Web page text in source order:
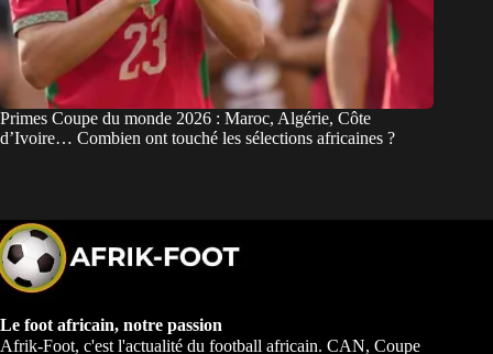
Primes Coupe du monde 2026 : Maroc, Algérie, Côte
d’Ivoire… Combien ont touché les sélections africaines ?
Le foot africain, notre passion
Afrik-Foot, c'est l'actualité du football africain. CAN, Coupe